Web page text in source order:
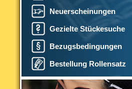
Neuerscheinungen
Gezielte Stückesuche
Bezugsbedingungen
Bestellung Rollensatz